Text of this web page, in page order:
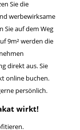
Sie die
werbewirksame
Sie auf dem Weg
9m² werden die
direkt aus. Sie
online buchen.
persönlich.
wirkt!